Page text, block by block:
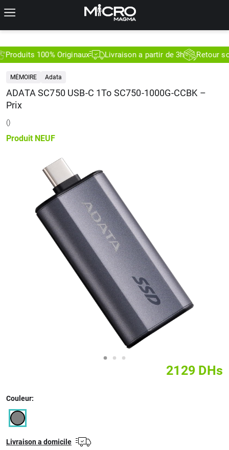
100% Originaux Livraison a partir de 3h Retour sous
MÉMOIRE Adata
ADATA SC750 USB-C 1To SC750-1000G-CCBK –
Prix
()
Produit NEUF
2129 DHs
Couleur:
Livraison a domicile